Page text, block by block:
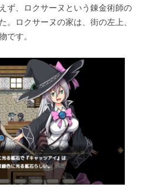
ず、ロクサーヌという錬金術師の
。ロクサーヌの家は、街の左上、
です。